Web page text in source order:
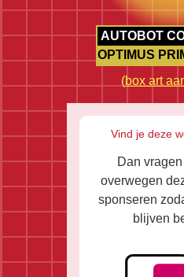
AUTOBOT
OPTIMUS
(box art
Vind je deze
Dan
overwegen
sponseren
blijven